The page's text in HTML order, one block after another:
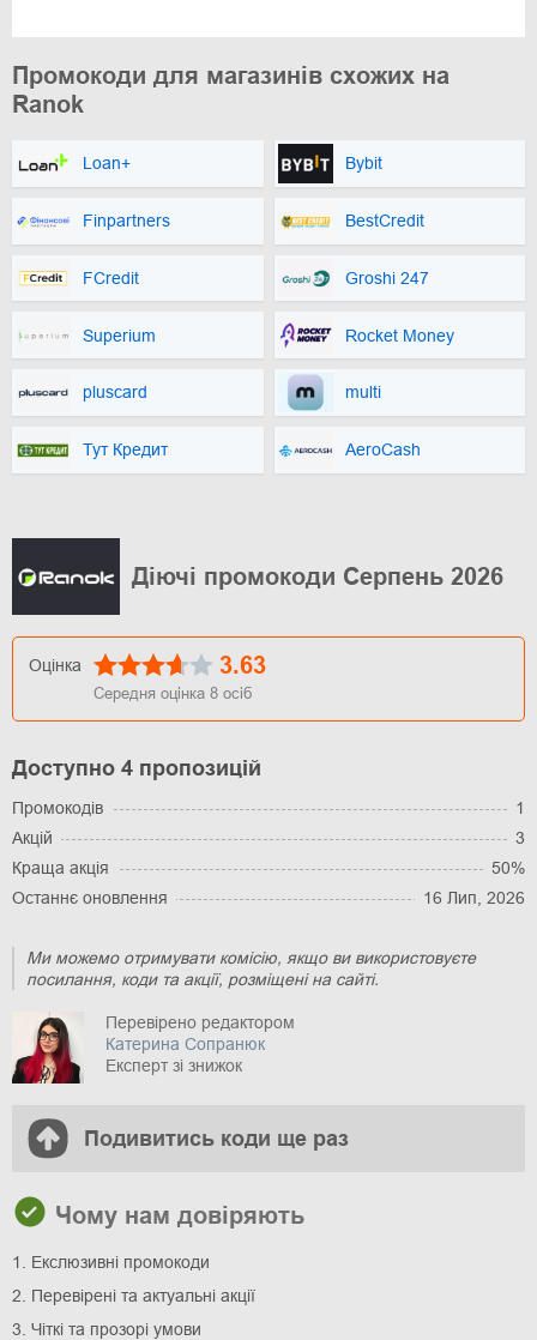
Промокоди для магазинів схожих на
Ranok
Loan+ Bybit
Finpartners BestCredit
FCredit Groshi 247
Superium Rocket Money
pluscard multi
Тут Кредит AeroCash
Діючі промокоди Серпень 2026
Оцінка 3.63
Середня оцінка 8 осіб
Доступно 4 пропозицій
Промокодів
1
Акцій
3
Краща акція
50%
Останнє оновлення
16 Лип, 2026
Ми можемо отримувати комісію, якщо ви використовуєте
посилання, коди та акції, розміщені на сайті.
Перевірено редактором
Катерина Сопранюк
Експерт зі знижок
Подивитись коди ще раз
Чому нам довіряють
1. Екслюзивні промокоди
2. Перевірені та актуальні акції
3. Чіткі та прозорі умови